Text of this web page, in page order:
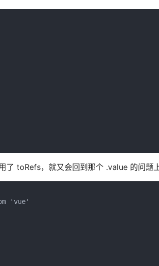
toRefs，就又会回到那个 .value 的问题上
'vue'